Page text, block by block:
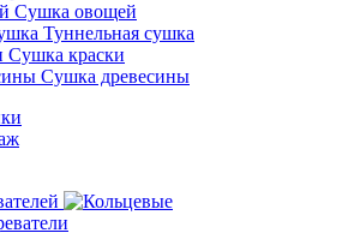
Сушка овощей
Туннельная сушка
Сушка краски
Сушка древесины